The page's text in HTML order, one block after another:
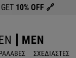
10% OFF 🔗
MEN
ΣΧΕΔΙΑΣΤΕΣ